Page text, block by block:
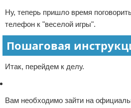
Ну, теперь пришло время
телефон к "веселой игры".
Пошаговая
Итак, перейдем к делу.
Вам необходимо зайти на